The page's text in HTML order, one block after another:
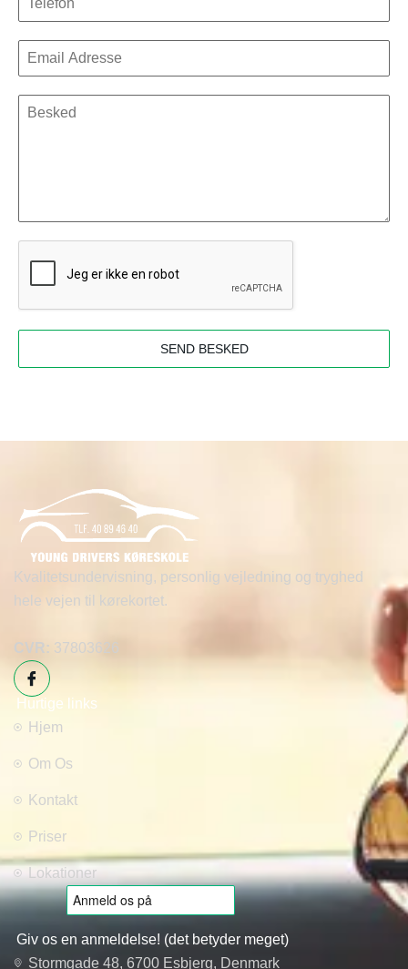
SEND BESKED
Kvalitetsundervisning, personlig vejledning og tryghed
hele vejen til kørekortet.
CVR: 37803626
Hurtige links
Hjem
Om Os
Kontakt
Priser
Lokationer
Giv os en anmeldelse! (det betyder meget)
Stormgade 48, 6700 Esbjerg, Denmark